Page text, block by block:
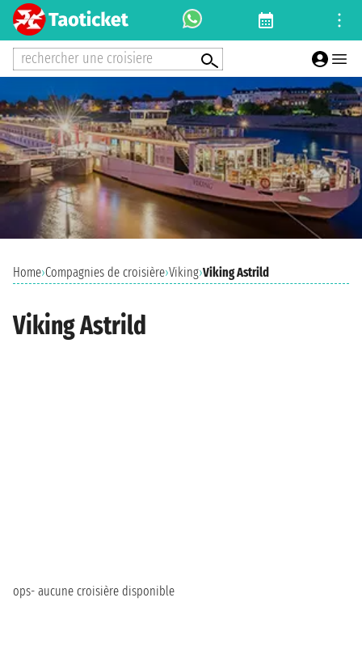
rechercher une croisiere
Home›Compagnies de croisière›Viking›Viking Astrild
Viking Astrild
ops- aucune croisière disponible